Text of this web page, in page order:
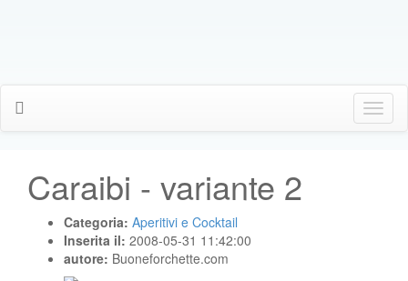
Click
Me
Caraibi - variante 2
Categoria: Aperitivi e Cocktail
Inserita il: 2008-05-31 11:42:00
autore: Buoneforchette.com